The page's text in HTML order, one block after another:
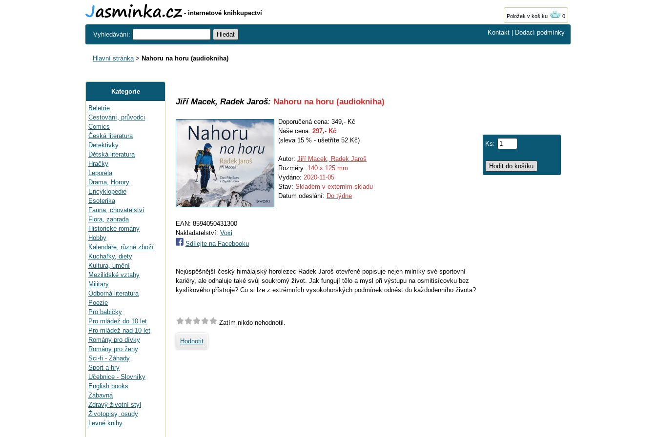
- internetové knihkupectví Položek v košíku 0
Vyhledávání: Kontakt Dodací podmínky
Hlavní stránka> Nahoru na horu (audiokniha)
Kategorie
Beletrie
Cestování, průvodci
Comics
Česká literatura
Detektivky
Dětská literatura
Hračky
Leporela
Drama, Horory
Encyklopedie
Esoterika
Fauna, chovatelství
Flora, zahrada
Historické romány
Hobby
Kalendáře, různé zboží
Kuchařky, diety
Kultura, umění
Mezilidské vztahy
Military
Odborná literatura
Poezie
Pro babičky
Pro mládež do 10 let
Pro mládež nad 10 let
Romány pro dívky
Romány pro ženy
Sci-fi - Záhady
Sport a hry
Učebnice - Slovníky
English books
Zábavná
Zdravý životní styl
Životopisy, osudy
Levné knihy
Jiří Macek, Radek Jaroš: Nahoru na horu (audiokniha)
Doporučená cena: 349,- Kč
Naše cena: 297,- Kč
(sleva 15 % - ušetříte 52 Kč)
Autor: Jiří Macek, Radek Jaroš
Rozměry: 140 x 125 mm
Vydáno: 2020-11-05
Stav: Skladem v externím skladu
Datum odeslání: Do týdne
EAN: 8594050431300
Nakladatelství: Voxi
Sdílejte na Facebooku
Nejúspěšnější český himálajský horolezec Radek Jaroš otevřeně popisuje nejen milníky své sportovní
kariéry, ale odhaluje také svůj soukromý život. Jak fungují tělo a mysl při výstupu na osmitisícovku bez
kyslíkového přístroje? Co si lze z extrémních vysokohorských podmínek odnést do každodenního života?
Zatím nikdo nehodnotil.
Hodnotit
Ks: